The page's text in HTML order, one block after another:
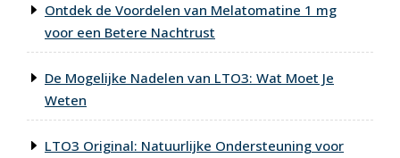
Ontdek de Voordelen van Melatomatine 1 mg
voor een Betere Nachtrust
De Mogelijke Nadelen van LTO3: Wat Moet Je
Weten
LTO3 Original: Natuurlijke Ondersteuning voor